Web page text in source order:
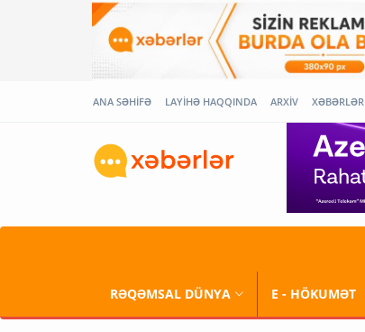
ANA SƏHİFƏ LAYİHƏ HAQQINDA ARXİV XƏBƏRLƏR
RƏQƏMSAL DÜNYA E - HÖKUMƏT